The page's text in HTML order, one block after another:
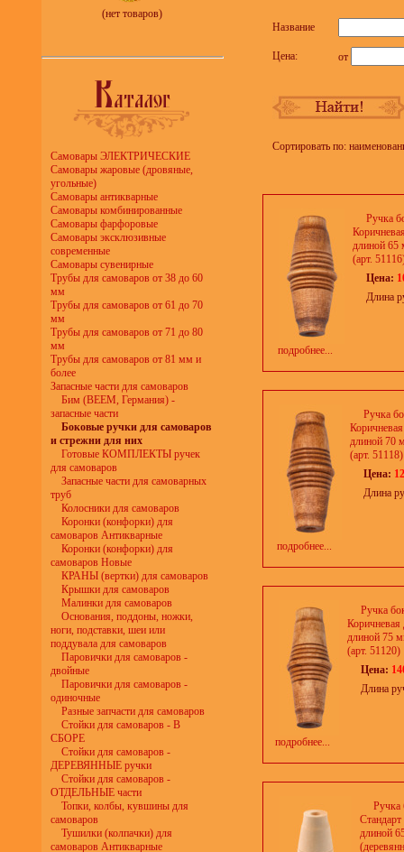
(нет товаров)
Самовары ЭЛЕКТРИЧЕСКИЕ
Самовары жаровые (дровяные,
угольные)
Самовары антикварные
Самовары комбинированные
Самовары фарфоровые
Самовары эксклюзивные
современные
Самовары сувенирные
Трубы для самоваров от 38 до 60
мм
Трубы для самоваров от 61 до 70
мм
Трубы для самоваров от 71 до 80
мм
Трубы для самоваров от 81 мм и
более
Запасные части для самоваров
Бим (BEEM, Германия) -
запасные части
Боковые ручки для самоваров
и стрежни для них
Готовые КОМПЛЕКТЫ ручек
для самоваров
Запасные части для самоварных
труб
Колосники для самоваров
Коронки (конфорки) для
самоваров Антикварные
Коронки (конфорки) для
самоваров Новые
КРАНЫ (вертки) для самоваров
Крышки для самоваров
Малинки для самоваров
Основания, поддоны, ножки,
ноги, подставки, шеи или
поддувала для самоваров
Паровички для самоваров -
двойные
Паровички для самоваров -
одиночные
Разные запчасти для самоваров
Стойки для самоваров - В
СБОРЕ
Стойки для самоваров -
ДЕРЕВЯННЫЕ ручки
Стойки для самоваров -
ОТДЕЛЬНЫЕ части
Топки, колбы, кувшины для
самоваров
Тушилки (колпачки) для
самоваров Антикварные
Название
Цена: от
Сортировать по:
подробнее...
Ручка
длиной 65
(арт.
Цена:
Длина
подробнее...
Ручка
длиной 70
(арт. 51118)
Цена:
Длина
подробнее...
Ручка
Коричневая
длиной 75
(арт. 51120)
Цена:
Длина
Ручка
длиной